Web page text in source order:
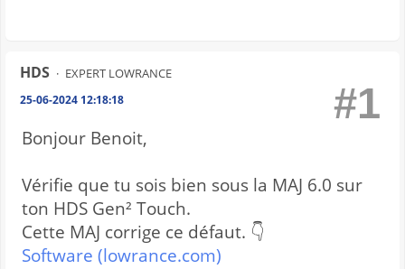
HDS EXPERT LOWRANCE
25-06-2024 12:18:18 #1
Bonjour Benoit,
Vérifie que tu sois bien sous la MAJ 6.0 sur
ton HDS Gen² Touch.
Cette MAJ corrige ce défaut. 👇
Software (lowrance.com)